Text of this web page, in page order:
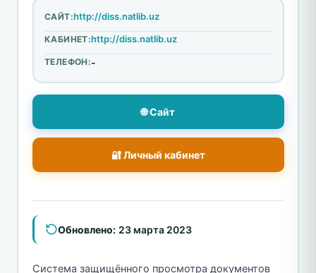
САЙТ:http://diss.natlib.uz
КАБИНЕТ:http://diss.natlib.uz
ТЕЛЕФОН:-
🌐 Сайт
🔐 Личный кабинет
Обновлено: 23 марта 2023
Система защищённого просмотра документов